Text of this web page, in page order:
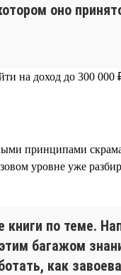
оно
принципами
уровне уже
книги по теме.
багажом
как